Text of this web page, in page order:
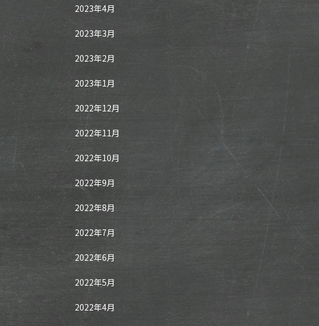
2023年4月
2023年3月
2023年2月
2023年1月
2022年12月
2022年11月
2022年10月
2022年9月
2022年8月
2022年7月
2022年6月
2022年5月
2022年4月